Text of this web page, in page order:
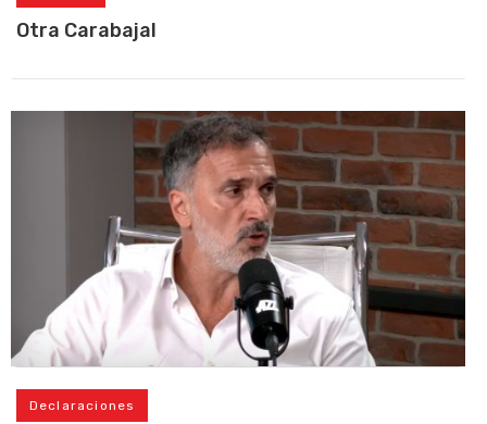
Otra Carabajal
Declaraciones